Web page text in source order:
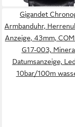
Gigandet
Armbanduhr,
Anzeige, 43mm,
G17-003,
Datumsanzeige,
10bar/100m